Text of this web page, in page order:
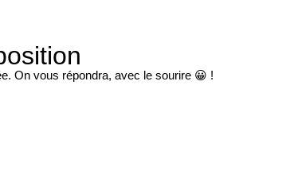
On vous répondra, avec le sourire 😀 !